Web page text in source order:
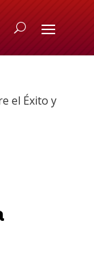
el Éxito y